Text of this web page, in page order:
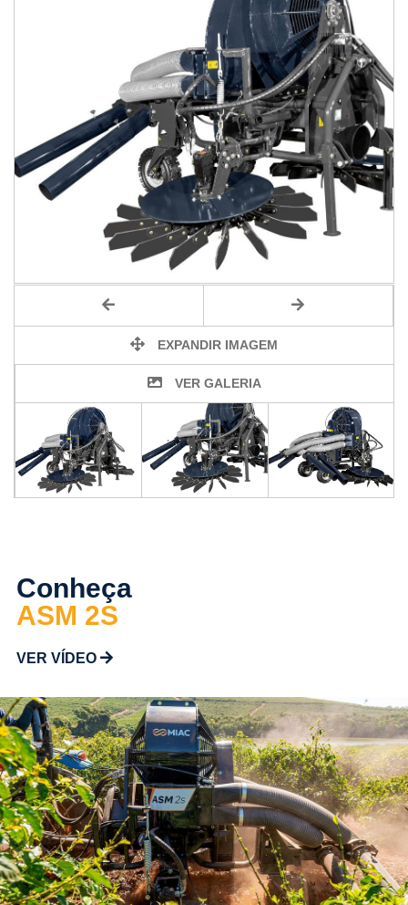
EXPANDIR IMAGEM
VER GALERIA
Conheça
ASM 2S
VER VÍDEO